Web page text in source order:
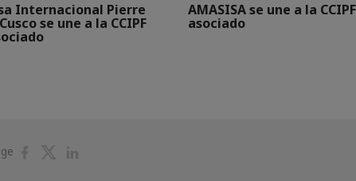
Internacional Pierre
se une a la CCIPF
AMASISA se une a la
asociado
PartagerPartager